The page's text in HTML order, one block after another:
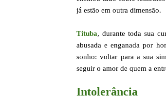
já estão em outra dimensão.
Tituba, durante toda sua
abusada e enganada por
sonho: voltar para a sua
seguir o amor de quem a
Intolerância